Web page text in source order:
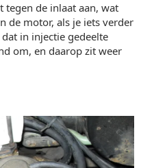
tegen de inlaat aan, wat
de motor, als je iets verder
in injectie gedeelte
om, en daarop zit weer